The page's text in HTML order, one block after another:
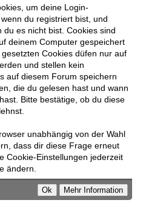
um deine Login-
du registriert bist, und
es nicht bist. Cookies sind
deinem Computer gespeichert
Cookies düfen nur auf
und stellen kein
auf diesem Forum speichern
die du gelesen hast und wann
Bitte bestätige, ob du diese
unabhängig von der Wahl
dass dir diese Frage erneut
Cookie-Einstellungen jederzeit
ändern.
Fassung: MyBB GoMobile
Version wechseln
TkaczMyBB addons.